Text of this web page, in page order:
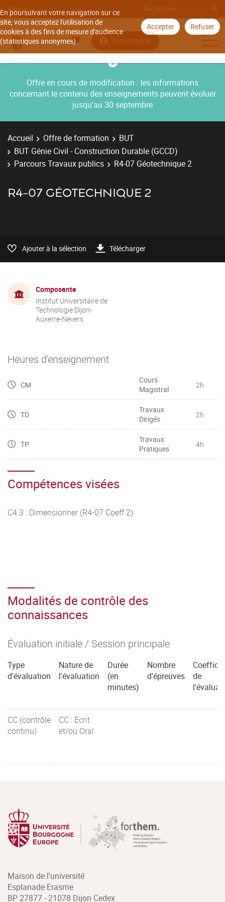
En poursuivant votre navigation sur ce
site, vous acceptez l'utilisation de
cookies à des fins de mesure d'audience
(statistiques anonymes).
Accepter Refuser
Aller à
Se connecter
Offre en cours de modification : les informations
concernant le contenu des enseignements peuvent évoluer
jusqu’au 30 septembre
Accueil Offre de formation
BUT
BUT Génie Civil - Construction Durable (GCCD)
Parcours Travaux publics
R4-07 Géotechnique 2
R4-07 GÉOTECHNIQUE 2
Ajouter à la sélection Télécharger
Composante
Institut Universitaire de
Technologie Dijon-
Auxerre-Nevers
Heures d'enseignement
CM
Cours
Magistral
2h
TD
Travaux
Dirigés
2h
TP
Travaux
Pratiques
4h
Compétences visées
C4.3 : Dimensionner (R4-07 Coeff 2)
Modalités de contrôle des
connaissances
Évaluation initiale / Session principale
Type
d'évaluation
Nature de
l'évaluation
Durée
(en
minutes)
Nombre
d'épreuves
de
CC (contrôle
continu)
CC : Ecrit
et/ou Oral
Maison de l'université
Esplanade Erasme
BP 27877 - 21078 Dijon Cedex